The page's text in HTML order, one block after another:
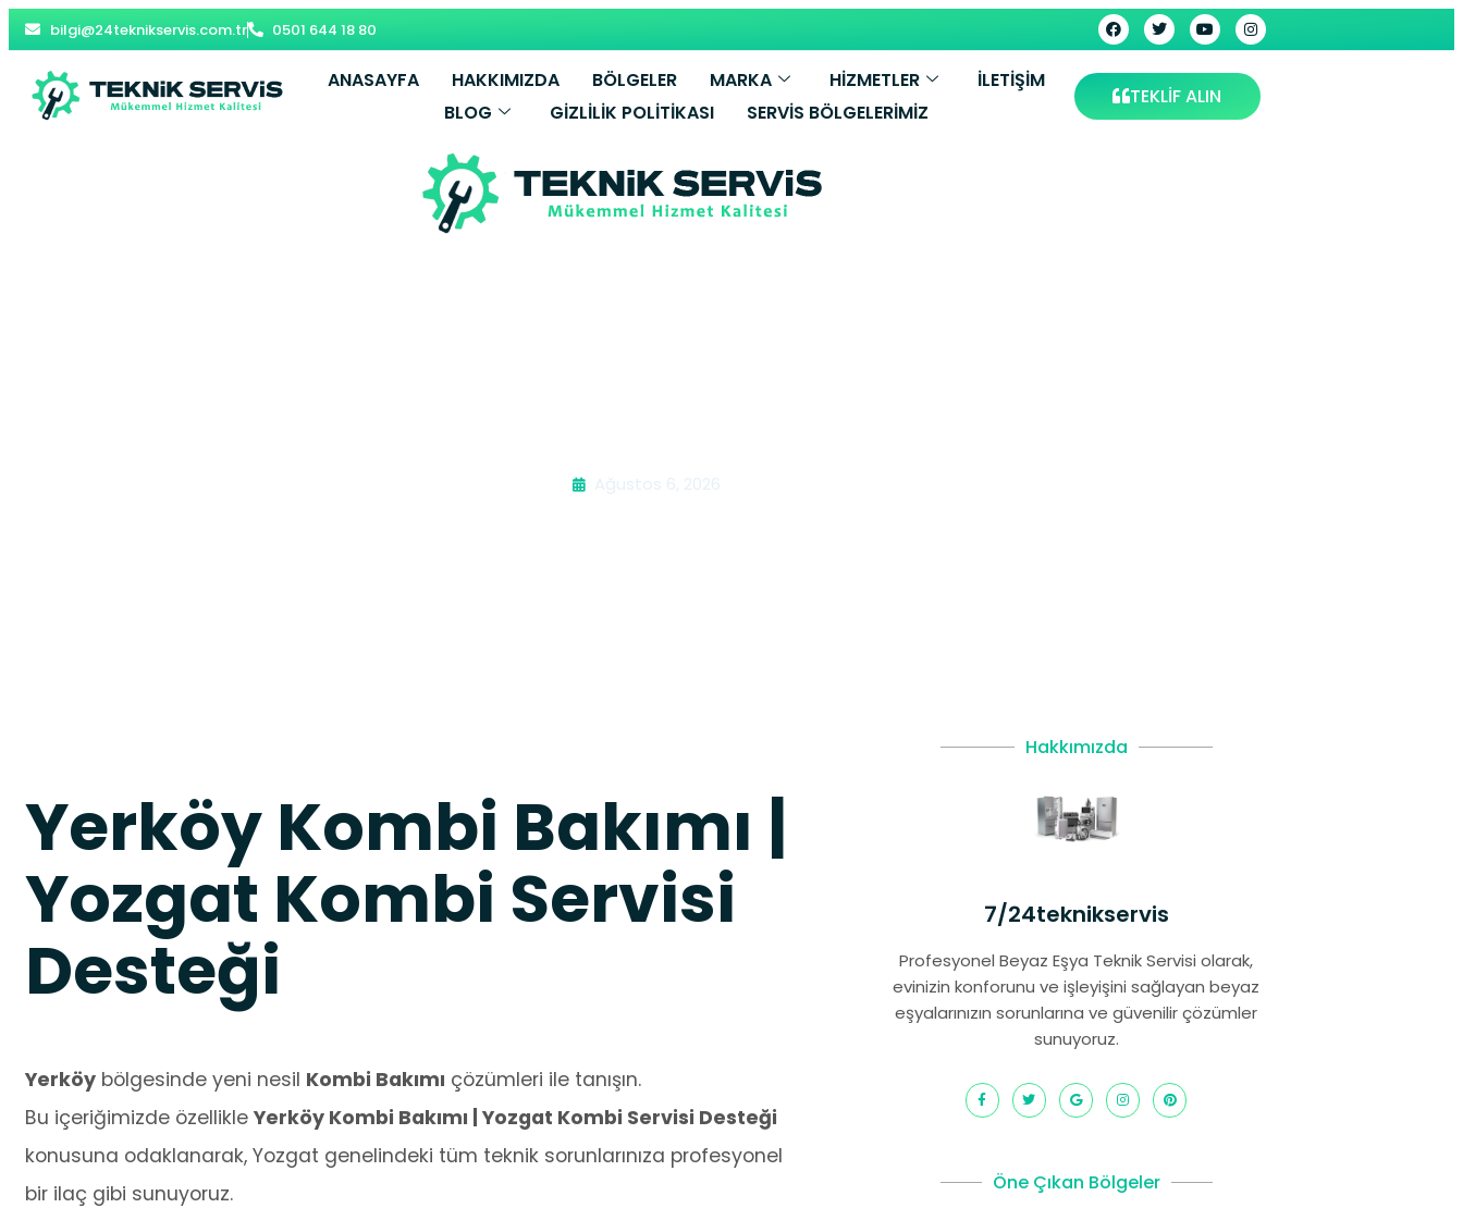
bilgi@24teknikservis.com.tr 0501 644 18 80
ANASAYFA HAKKIMIZDA BÖLGELER MARKA HİZMETLER
İLETIŞIM
BLOG
GIZLILIK POLITIKASI SERVIS BÖLGELERIMIZ
TEKLİF ALIN
Ağustos 6, 2026
Yerköy Kombi Bakımı |
Yozgat Kombi Servisi
Desteği
Yerköy bölgesinde yeni nesil Kombi Bakımı çözümleri ile tanışın.
Bu içeriğimizde özellikle Yerköy Kombi Bakımı | Yozgat Kombi Servisi Desteği
konusuna odaklanarak, Yozgat genelindeki tüm teknik sorunlarınıza profesyonel
bir ilaç gibi sunuyoruz.
Hakkımızda
7/24teknikservis
Profesyonel Beyaz Eşya Teknik Servisi olarak,
evinizin konforunu ve işleyişini sağlayan beyaz
eşyalarınızın sorunlarına ve güvenilir çözümler
sunuyoruz.
Öne Çıkan Bölgeler